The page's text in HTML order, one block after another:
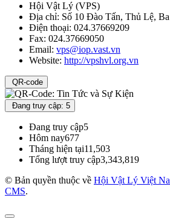
Hội Vật Lý (VPS)
Địa chỉ: Số 10 Đào Tấn, Thủ Lệ,
Điện thoại: 024.37669209
Fax: 024.37669050
Email: vps@iop.vast.vn
Website: http://vpshvl.org.vn
QR-code
Đang truy cập: 5
Đang truy cập5
Hôm nay677
Tháng hiện tại11,503
Tổng lượt truy cập3,343,819
© Bản quyền thuộc về Hội Vật Lý Việt
CMS.